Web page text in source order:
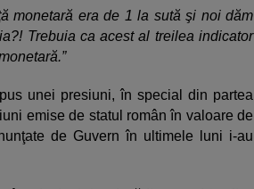
monetară era de 1 la sută şi noi dăm
Trebuia ca acest al treilea indicator
unei presiuni, în special din partea
emise de statul român în valoare de
de Guvern în ultimele luni i-au